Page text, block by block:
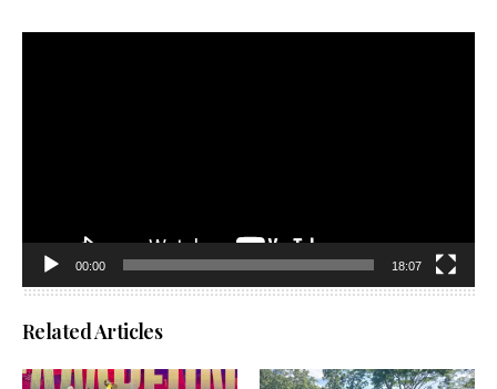
00:00 18:07
Related Articles